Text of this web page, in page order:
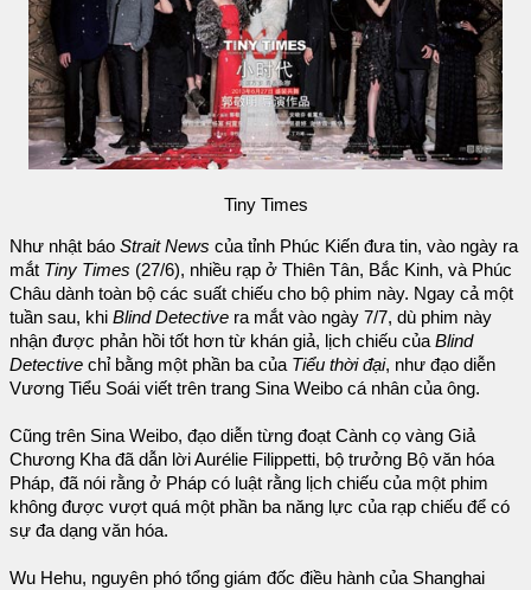
Tiny Times
Như nhật báo Strait News của tỉnh Phúc Kiến đưa tin, vào ngày ra
mắt Tiny Times (27/6), nhiều rạp ở Thiên Tân, Bắc Kinh, và Phúc
Châu dành toàn bộ các suất chiếu cho bộ phim này. Ngay cả một
tuần sau, khi Blind Detective ra mắt vào ngày 7/7, dù phim này
nhận được phản hồi tốt hơn từ khán giả, lịch chiếu của Blind
Detective chỉ bằng một phần ba của Tiểu thời đại, như đạo diễn
Vương Tiểu Soái viết trên trang Sina Weibo cá nhân của ông.
Cũng trên Sina Weibo, đạo diễn từng đoạt Cành cọ vàng Giả
Chương Kha đã dẫn lời Aurélie Filippetti, bộ trưởng Bộ văn hóa
Pháp, đã nói rằng ở Pháp có luật rằng lịch chiếu của một phim
không được vượt quá một phần ba năng lực của rạp chiếu để có
sự đa dạng văn hóa.
Wu Hehu, nguyên phó tổng giám đốc điều hành của Shanghai